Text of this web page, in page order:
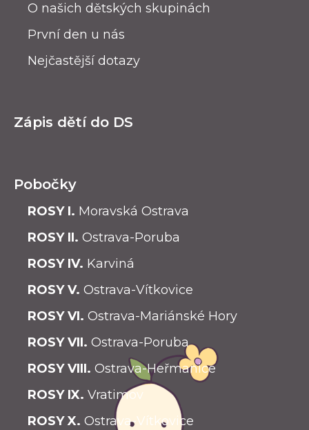
O našich dětských skupinách
První den u nás
Nejčastější dotazy
Zápis dětí do DS
Pobočky
ROSY I. Moravská Ostrava
ROSY II. Ostrava-Poruba
ROSY IV. Karviná
ROSY V. Ostrava-Vítkovice
ROSY VI. Ostrava-Mariánské Hory
ROSY VII. Ostrava-Poruba
ROSY VIII. Ostrava-Heřmanice
ROSY IX. Vratimov
ROSY X. Ostrava-Vítkovice